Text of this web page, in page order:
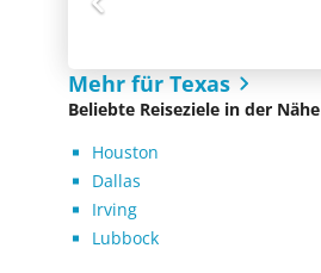
Mehr für Texas
Beliebte Reiseziele in der Nähe
Houston
Dallas
Irving
Lubbock